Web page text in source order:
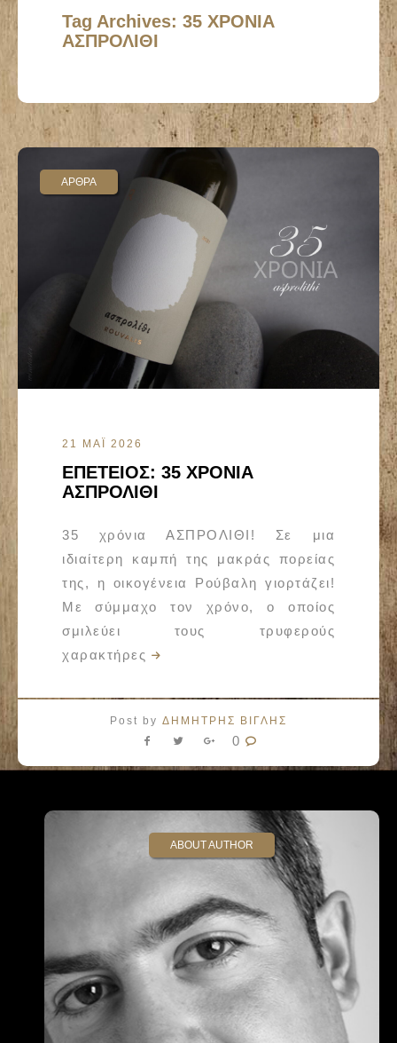
Tag Archives: 35 ΧΡΟΝΙΑ
ΑΣΠΡΟΛΙΘΙ
ΑΡΘΡΑ
21 ΜΑΪ 2026
ΕΠΕΤΕΙΟΣ: 35 ΧΡΟΝΙΑ
ΑΣΠΡΟΛΙΘΙ
35 χρόνια ΑΣΠΡΟΛΙΘΙ! Σε μια
ιδιαίτερη καμπή της μακράς πορείας
της, η οικογένεια Ρούβαλη γιορτάζει!
Με σύμμαχο τον χρόνο, ο οποίος
σμιλεύει τους τρυφερούς
χαρακτήρες
Post by ΔΗΜΗΤΡΗΣ ΒΙΓΛΗΣ
0
ABOUT AUTHOR